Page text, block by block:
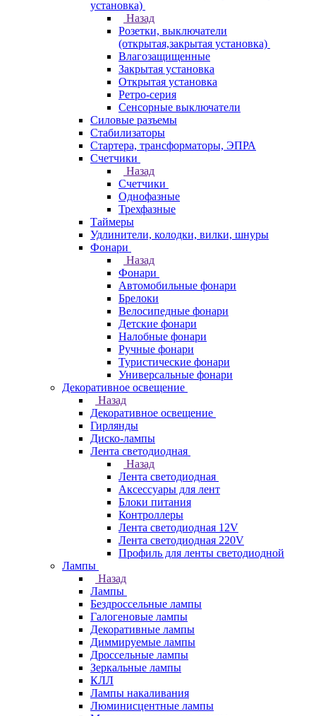
установка)
Назад
Розетки, выключатели
(открытая,закрытая установка)
Влагозащищенные
Закрытая установка
Открытая установка
Ретро-серия
Сенсорные выключатели
Силовые разъемы
Стабилизаторы
Стартера, трансформаторы, ЭПРА
Счетчики
Назад
Счетчики
Однофазные
Трехфазные
Таймеры
Удлинители, колодки, вилки, шнуры
Фонари
Назад
Фонари
Автомобильные фонари
Брелоки
Велосипедные фонари
Детские фонари
Налобные фонари
Ручные фонари
Туристические фонари
Универсальные фонари
Декоративное освещение
Назад
Декоративное освещение
Гирлянды
Диско-лампы
Лента светодиодная
Назад
Лента светодиодная
Аксессуары для лент
Блоки питания
Контроллеры
Лента светодиодная 12V
Лента светодиодная 220V
Профиль для ленты светодиодной
Лампы
Назад
Лампы
Бездроссельные лампы
Галогеновые лампы
Декоративные лампы
Диммируемые лампы
Дроссельные лампы
Зеркальные лампы
КЛЛ
Лампы накаливания
Люминисцентные лампы